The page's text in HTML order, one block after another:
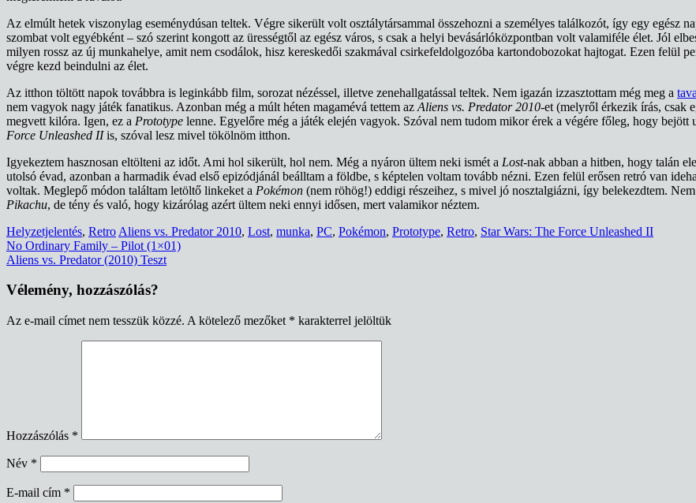
Az elmúlt hetek viszonylag eseménydúsan teltek. Végre sikerült volt osztálytársammal összehozni a személyes találkozót, így egy egész
szombat volt egyébként – szó szerint kongott az ürességtől az egész város, s csak a helyi bevásárlóközpontban volt valamiféle élet. Jól
milyen rossz az új munkahelye, amit nem csodálok, hisz kereskedői szakmával csirkefeldolgozóba kartondobozokat hajtogat. Ezen felül
végre kezd beindulni az élet.
Az itthon töltött napok továbbra is leginkább film, sorozat nézéssel, illetve zenehallgatással teltek. Nem igazán izzasztottam még meg a
nem vagyok nagy játék fanatikus. Azonban még a múlt héten magamévá tettem az Aliens vs. Predator 2010-et (melyről érkezik írás, csak
megvett kilóra. Igen, ez a Prototype lenne. Egyelőre még a játék elején vagyok. Szóval nem tudom mikor érek a végére főleg, hogy bejött
Force Unleashed IIis, szóval lesz mivel tökölnöm itthon.
Igyekeztem hasznosan eltölteni az időt. Ami hol sikerült, hol nem. Még a nyáron ültem neki ismét a Lost-nak abban a hitben, hogy talán
utolsó évad, azonban a harmadik évad első epizódjánál beálltam a földbe, s képtelen voltam tovább nézni. Ezen felül erősen retró van
voltak. Meglepő módon találtam letöltő linkeket a Pokémon (nem röhög!) eddigi részeihez, s mivel jó nosztalgiázni, így belekezdtem.
Pikachu, de tény és való, hogy kizárólag azért ültem neki ennyi idősen, mert valamikor néztem.
Helyzetjelentés, Retro Aliens vs. Predator 2010, Lost, munka, PC, Pokémon, Prototype, Retro, Star Wars: The Force Unleashed II
Bejegyzés
navigáció
No Ordinary Family – Pilot (1×01)
Aliens vs. Predator (2010) Teszt
Vélemény, hozzászólás?
Az e-mail címet nem tesszük közzé. A kötelező mezőket * karakterrel jelöltük
Hozzászólás *
Név *
E-mail cím *